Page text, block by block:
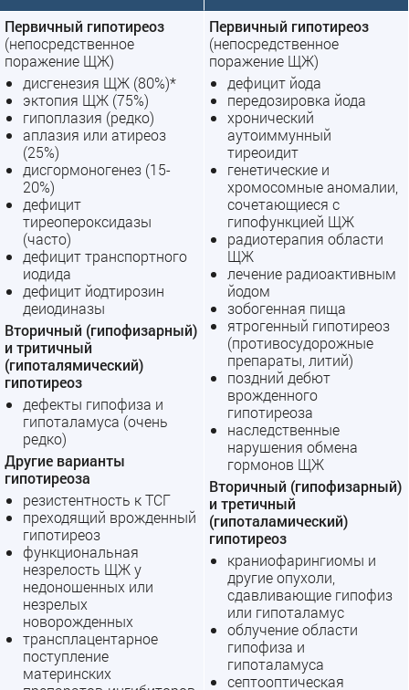
Первичный гипотиреоз
(непосредственное
поражение ЩЖ)
дисгенезия ЩЖ (80%)*
эктопия ЩЖ (75%)
гипоплазия (редко)
аплазия или атиреоз
(25%)
дисгормоногенез (15-
20%)
дефицит
тиреопероксидазы
(часто)
дефицит транспортного
иодида
дефицит йодтирозин
деиодиназы
Вторичный (гипофизарный)
и тритичный
(гипоталямический)
гипотиреоз
дефекты гипофиза и
гипоталамуса (очень
редко)
Другие варианты
гипотиреоза
резистентность к ТСГ
преходящий врожденный
гипотиреоз
функциональная
незрелость ЩЖ у
недоношенных или
незрелых
новорожденных
трансплацентарное
поступление
материнских
Первичный гипотиреоз
(непосредственное
поражение ЩЖ)
дефицит йода
передозировка йода
хронический
аутоиммунный
тиреоидит
генетические и
хромосомные аномалии,
сочетающиеся с
гипофункцией ЩЖ
радиотерапия области
ЩЖ
лечение радиоактивным
йодом
зобогенная пища
ятрогенный гипотиреоз
(противосудорожные
препараты, литий)
поздний дебют
врожденного
гипотиреоза
наследственные
нарушения обмена
гормонов ЩЖ
Вторичный (гипофизарный)
и третичный
(гипоталамический)
гипотиреоз
краниофарингиомы и
другие опухоли,
сдавливающие гипофиз
или гипоталамус
облучение области
гипофиза и
гипоталамуса
септооптическая